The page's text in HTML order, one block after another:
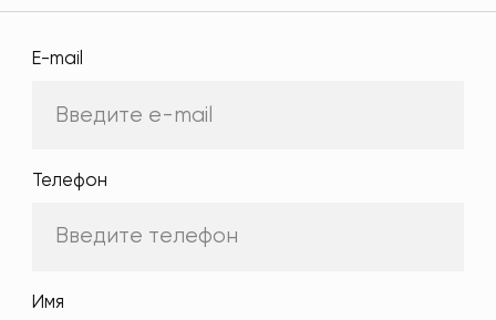
E-mail
Телефон
Имя